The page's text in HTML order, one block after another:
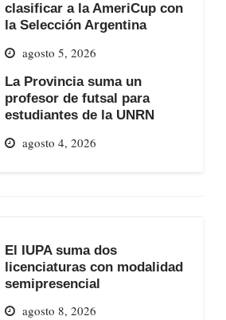
clasificar a la AmeriCup con
la Selección Argentina
agosto 5, 2026
La Provincia suma un
profesor de futsal para
estudiantes de la UNRN
agosto 4, 2026
El IUPA suma dos
licenciaturas con modalidad
semipresencial
agosto 8, 2026